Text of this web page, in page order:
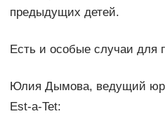
предыдущих детей.
Есть и особые случаи для
Юлия Дымова, ведущий
Est-a-Tet: